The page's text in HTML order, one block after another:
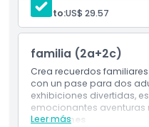
Exclusiones
Horario de Apertura
Ubicación
Espectáculos en vivo
Exposiciones
Acceso a tiendas y
Adulto:US$ 29.57
familia (2a+2c)
Crea recuerdos
con un pase para dos
exhibiciones divertidas,
emocionantes aventuras
Leer más
Inclusiones